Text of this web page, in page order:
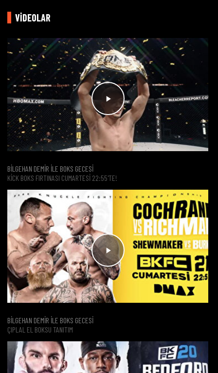
VİDEOLAR
BİLGEHAN DEMİR İLE BOKS GECESİ
KICK BOKS FIRTINASI CUMARTESI 22:55'TE!
BİLGEHAN DEMİR İLE BOKS GECESİ
ÇIPLAL EL BOKSU TANITIM